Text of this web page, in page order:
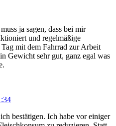
ja sagen, dass bei mir
und regelmäßige
mit dem Fahrrad zur Arbeit
Gewicht sehr gut, ganz egal was
bestätigen. Ich habe vor einiger